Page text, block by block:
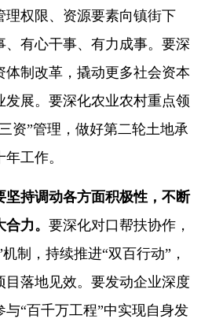
理权限、资源要素向镇街下
、有心干事、有力成事。要深
体制改革，撬动更多社会资本
发展。要深化农业农村重点领
资”管理，做好第二轮土地承
工作。
坚持调动各方面积极性，不断
力。 要深化对口帮扶协作，
制，持续推进“双百行动”，
目落地见效。要发动企业深度
“百千万工程”中实现自身发